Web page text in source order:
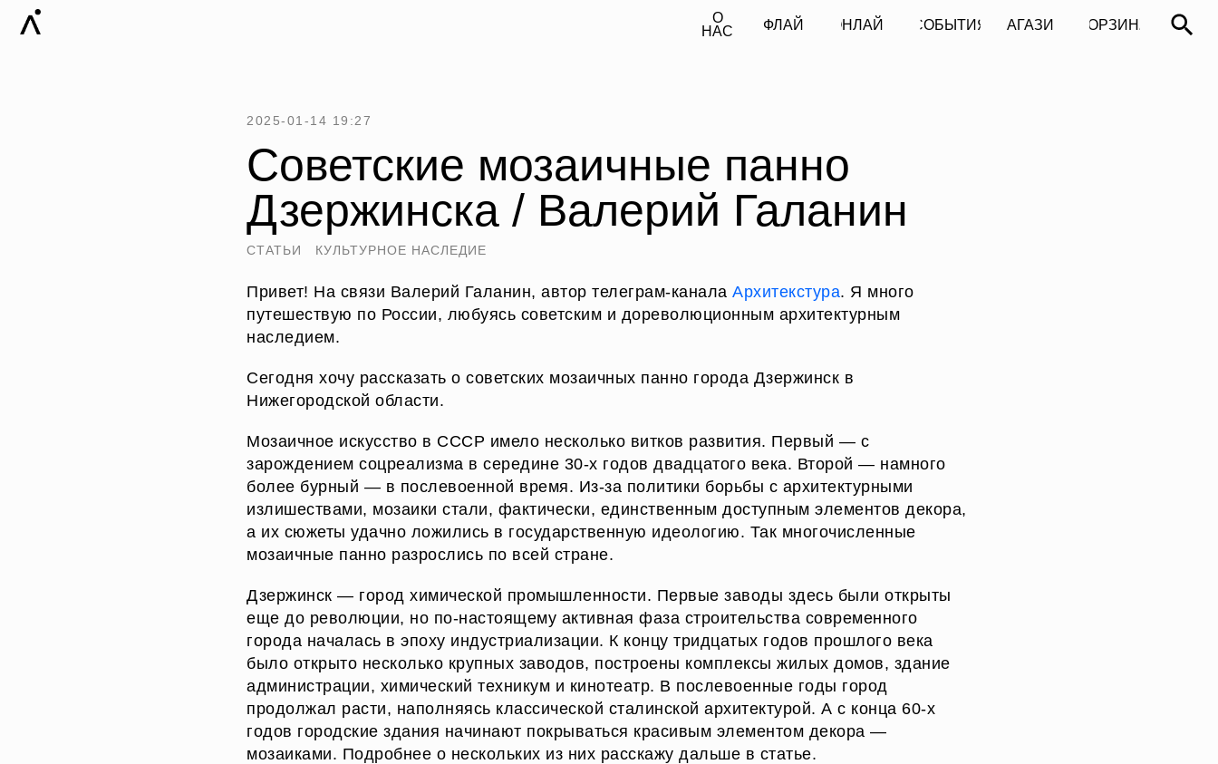
ОФЛАЙН ОНЛАЙН СОБЫТИЯ МАГАЗИН КОРЗИНА
ОФЛАЙН ОНЛАЙН СОБЫТИЯ МАГАЗИН КОРЗИНА
2025-01-14 19:27
Советские мозаичные панно
Дзержинска / Валерий Галанин
СТАТЬИ КУЛЬТУРНОЕ НАСЛЕДИЕ
Привет! На связи Валерий Галанин, автор телеграм-канала Архитекстура. Я много
путешествую по России, любуясь советским и дореволюционным архитектурным
наследием.
Сегодня хочу рассказать о советских мозаичных панно города Дзержинск в
Нижегородской области.
Мозаичное искусство в СССР имело несколько витков развития. Первый — с
зарождением соцреализма в середине 30-х годов двадцатого века. Второй — намного
более бурный — в послевоенной время. Из-за политики борьбы с архитектурными
излишествами, мозаики стали, фактически, единственным доступным элементов декора,
а их сюжеты удачно ложились в государственную идеологию. Так многочисленные
мозаичные панно разрослись по всей стране.
Дзержинск — город химической промышленности. Первые заводы здесь были открыты
еще до революции, но по-настоящему активная фаза строительства современного
города началась в эпоху индустриализации. К концу тридцатых годов прошлого века
было открыто несколько крупных заводов, построены комплексы жилых домов, здание
администрации, химический техникум и кинотеатр. В послевоенные годы город
продолжал расти, наполняясь классической сталинской архитектурой. А с конца 60-х
годов городские здания начинают покрываться красивым элементом декора —
мозаиками. Подробнее о нескольких из них расскажу дальше в статье.